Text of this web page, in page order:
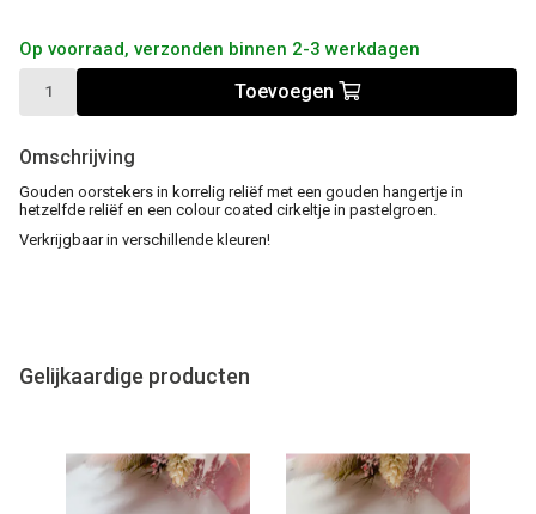
Op voorraad, verzonden binnen 2-3 werkdagen
Toevoegen
Omschrijving
Gouden oorstekers in korrelig reliëf met een gouden hangertje in
hetzelfde reliëf en een colour coated cirkeltje in pastelgroen.
Verkrijgbaar in verschillende kleuren!
Gelijkaardige producten